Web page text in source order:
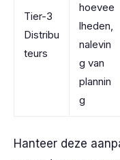
Tier-3
Distribu
teurs
hoevee
lheden,
nalevin
g van
plannin
g
Hanteer deze